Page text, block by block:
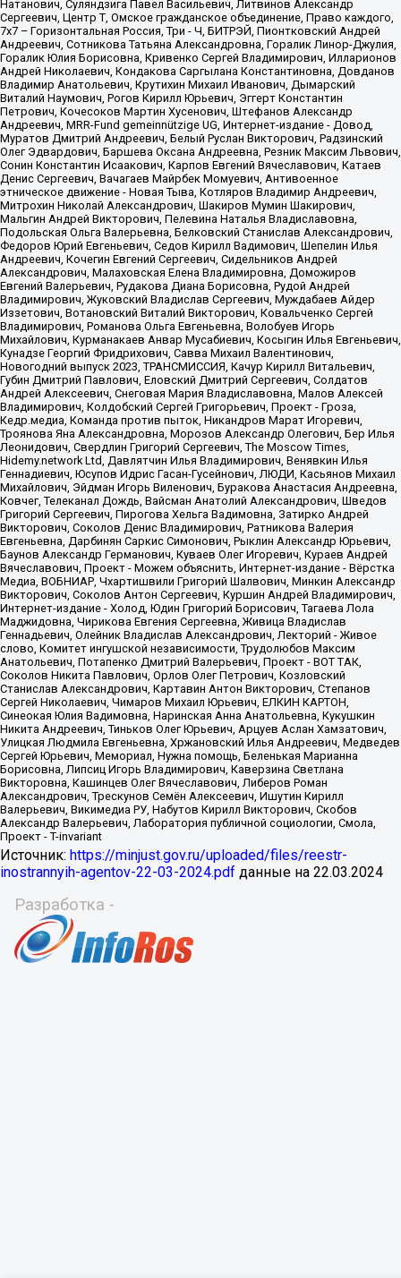
Источник: https://minjust.gov.ru/uploaded/files/reestr-
inostrannyih-agentov-22-03-2024.pdf данные на 22.03.2024
Разработка -